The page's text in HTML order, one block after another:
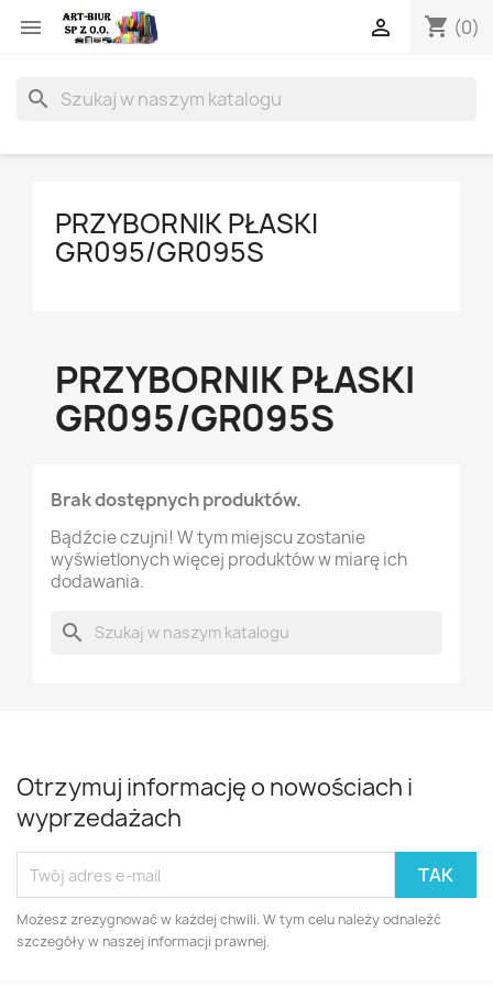
 shopping_cart (0)

search
PRZYBORNIK PŁASKI
GR095/GR095S
PRZYBORNIK PŁASKI
GR095/GR095S
Brak dostępnych produktów.
Bądźcie czujni! W tym miejscu zostanie
wyświetlonych więcej produktów w miarę ich
dodawania.
search
Otrzymuj informację o nowościach i
wyprzedażach
Możesz zrezygnować w każdej chwili. W tym celu należy odnaleźć
szczegóły w naszej informacji prawnej.